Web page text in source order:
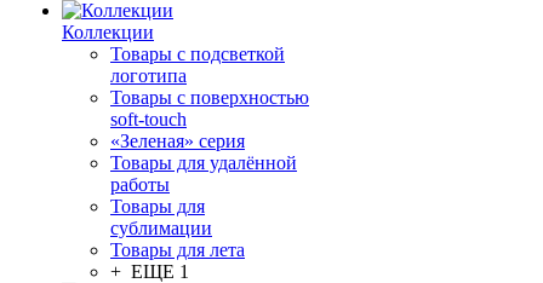
Коллекции
Товары с подсветкой
логотипа
Товары с поверхностью
soft-touch
«Зеленая» серия
Товары для удалённой
работы
Товары для
сублимации
Товары для лета
+ ЕЩЕ 1